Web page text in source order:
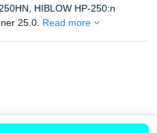
HIBLOW HP-250:n
25.0. Read more